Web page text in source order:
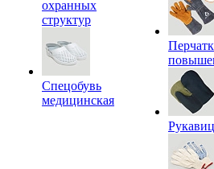
охранных
структур
Спецобувь
медицинская